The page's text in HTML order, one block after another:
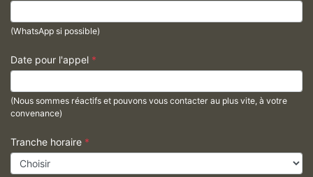
(WhatsApp si possible)
Date pour l'appel *
(Nous sommes réactifs et pouvons vous contacter au plus vite, à votre
convenance)
Tranche horaire *